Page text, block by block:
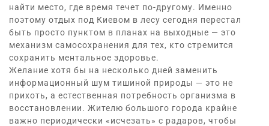
найти место, где время течет по-другому. Именно
поэтому отдых под Киевом в лесу сегодня перестал
быть просто пунктом в планах на выходные — это
механизм самосохранения для тех, кто стремится
сохранить ментальное здоровье.
Желание хотя бы на несколько дней заменить
информационный шум тишиной природы — это не
прихоть, а естественная потребность организма в
восстановлении. Жителю большого города крайне
важно периодически «исчезать» с радаров, чтобы